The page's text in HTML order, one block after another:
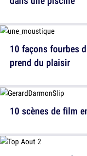
10 scènes de film
10 façons fourbes
prend du plaisir